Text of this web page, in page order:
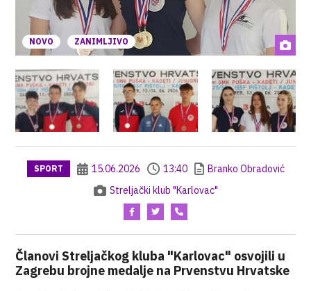
NOVO ZANIMLJIVO
SPORT 15.06.2026 13:40
Branko Obradović
Streljački klub "Karlovac"
Članovi Streljačkog kluba "Karlovac" osvojili u
Zagrebu brojne medalje na Prvenstvu Hrvatske